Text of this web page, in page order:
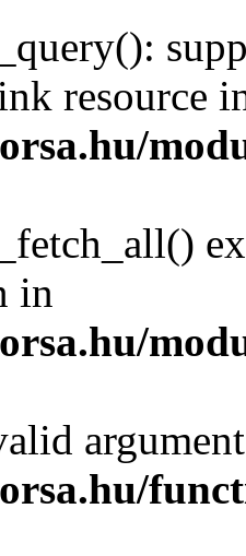
resource
in